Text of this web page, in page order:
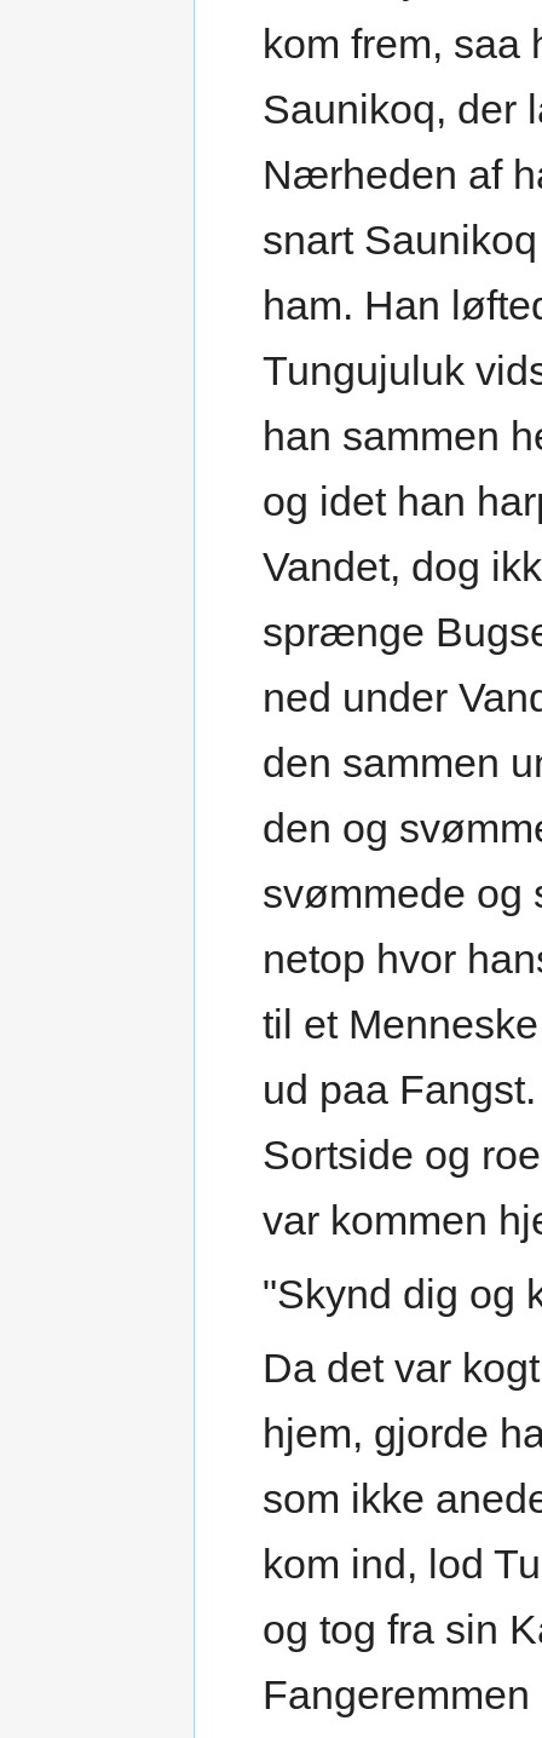
kom frem, saa
Saunikoq, der
Nærheden af
snart
ham. Han
Tungujuluk
han sammen
og idet han
Vandet, dog
sprænge
ned under
den sammen
den og
svømmede og
netop hvor
til et
ud paa
Sortside og
var kommen
"Skynd dig og
Da det var
hjem, gjorde
som ikke
kom ind, lod
og tog fra sin